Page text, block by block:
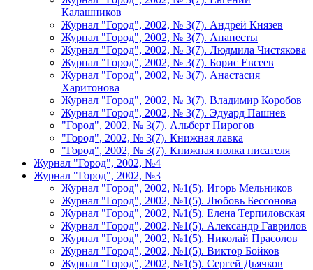
Калашников
Журнал "Город", 2002, № 3(7). Андрей Князев
Журнал "Город", 2002, № 3(7). Анапесты
Журнал "Город", 2002, № 3(7). Людмила Чистякова
Журнал "Город", 2002, № 3(7). Борис Евсеев
Журнал "Город", 2002, № 3(7). Анастасия
Харитонова
Журнал "Город", 2002, № 3(7). Владимир Коробов
Журнал "Город", 2002, № 3(7). Эдуард Пашнев
"Город", 2002, № 3(7). Альберт Пирогов
"Город", 2002, № 3(7). Книжная лавка
"Город", 2002, № 3(7). Книжная полка писателя
Журнал "Город", 2002, №4
Журнал "Город", 2002, №3
Журнал "Город", 2002, №1(5). Игорь Мельников
Журнал "Город", 2002, №1(5). Любовь Бессонова
Журнал "Город", 2002, №1(5). Елена Терпиловская
Журнал "Город", 2002, №1(5). Александр Гаврилов
Журнал "Город", 2002, №1(5). Николай Прасолов
Журнал "Город", 2002, №1(5). Виктор Бойков
Журнал "Город", 2002, №1(5). Сергей Дьячков